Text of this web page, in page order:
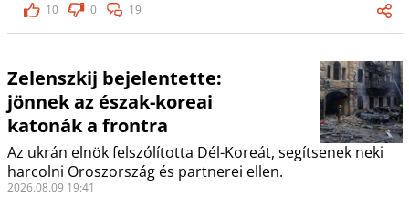
10
0 19
Zelenszkij bejelentette:
jönnek az észak-koreai
katonák a frontra
Az ukrán elnök felszólította Dél-Koreát, segítsenek neki
harcolni Oroszország és partnerei ellen.
2026.08.09 19:41